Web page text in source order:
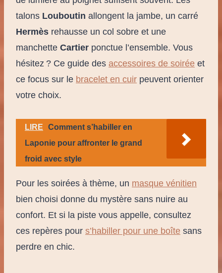
talons Louboutin allongent la jambe, un carré
Hermès rehausse un col sobre et une
manchette Cartier ponctue l’ensemble. Vous
hésitez ? Ce guide des accessoires de soirée et
ce focus sur le bracelet en cuir peuvent orienter
votre choix.
LIRE
Comment s’habiller en
Laponie pour affronter le grand
froid avec style
Pour les soirées à thème, un masque vénitien
bien choisi donne du mystère sans nuire au
confort. Et si la piste vous appelle, consultez
ces repères pour s’habiller pour une boîte sans
perdre en chic.